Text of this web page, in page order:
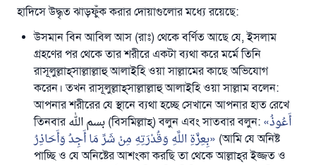
হাদিসে উদ্ধৃত ঝাড়ফুঁক করার দোয়াগুলোর মধ্যে রয়েছে:
উসমান বিন আবিল আস (রাঃ) থেকে বর্ণিত আছে যে, ইসলাম
গ্রহণের পর থেকে তার শরীরে একটা ব্যথা করে মর্মে তিনি
রাসূলুল্লাহ্‌সাল্লাল্লাহু আলাইহি ওয়া সাল্লামের কাছে অভিযোগ
করেন। তখন রাসূলুল্লাহ্‌সাল্লাল্লাহু আলাইহি ওয়া সাল্লাম বলেন:
আপনার শরীরের যে স্থানে ব্যথা হচ্ছে সেখানে আপনার হাত রেখে
তিনবার بسم الله (বিসমিল্লাহ্‌) বলুন এবং সাতবার বলুন:
أَعُوذُ
بِعِزَّةِ اللَّهِ وَقُدْرَتِهِ مِنْ شَرِّ مَا أَجِدُ وَأَحَاذِرُ
(আমি যে অনিষ্ট
পাচ্ছি ও যে অনিষ্টের আশংকা করছি তা থেকে আল্লাহ্‌র ইজ্জত ও